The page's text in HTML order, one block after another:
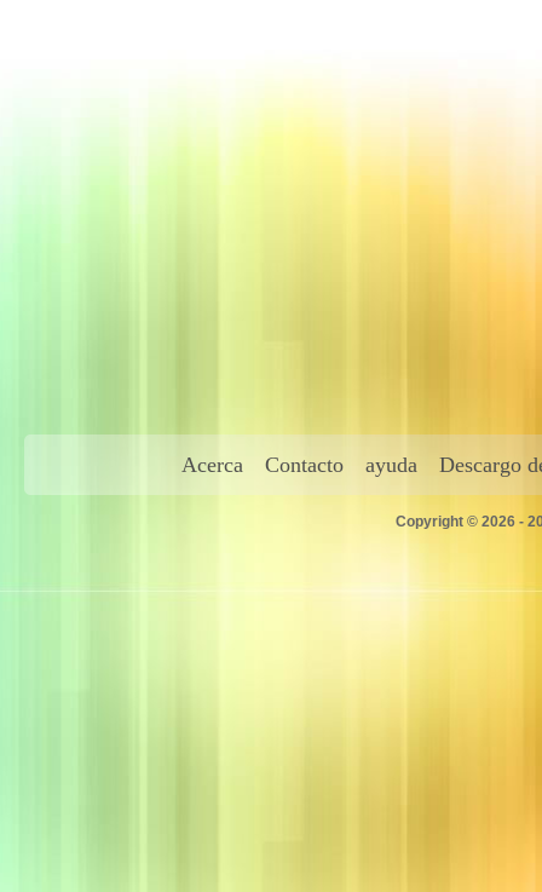
Acerca Contacto ayuda Descargo
Copyright © 2026 -